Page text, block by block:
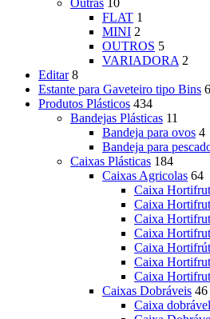
Outras 10
FLAT 1
MINI 2
OUTROS 5
VARIADORA 2
Editar 8
Estante para Gaveteiro tipo Bins 6
Produtos Plásticos 434
Bandejas Plásticas 11
Bandeja para ovos 4
Bandeja para
Caixas Plásticas 184
Caixas Agricolas 64
Caixa
Caixa
Caixa
Caixa
Caixa
Caixa
Caixa
Caixas Dobráveis 46
Caixa